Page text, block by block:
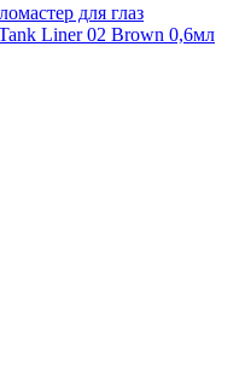
для глаз
Liner 02 Brown 0,6мл